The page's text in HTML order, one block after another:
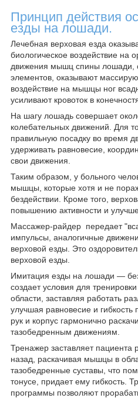
Принцип действия
езды на лошади.
Лечебная верховая езда
биологическое воздействие на
движения мышц спины лошади,
элементов, оказывают
воздействие на мышцы ног
усиливают кровоток в
На шагу лошадь совершает
колебательных движений. Для
правильную посадку во время
удерживать равновесие,
свои движения.
Таким образом, у больного
мышцы, которые хотя и не
бездействии. Кроме того,
повышению активности и
Массажер-райдер передает
импульсы, аналогичные
верховой езды. Это
верховой езды.
Имитация езды на лошади ―
создает условия для
области, заставляя работать
улучшая равновесие и гибкость
рук и корпус гармонично
тазобедренным движениям.
Тренажер заставляет пациента
назад, раскачивая мышцы в
тазобедренные суставы, что
тонусе, придает ему гибкость.
программы позволяют